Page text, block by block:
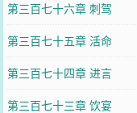
第三百七十六章 刺驾
第三百七十五章 活命
第三百七十四章 进言
第三百七十三章 饮宴